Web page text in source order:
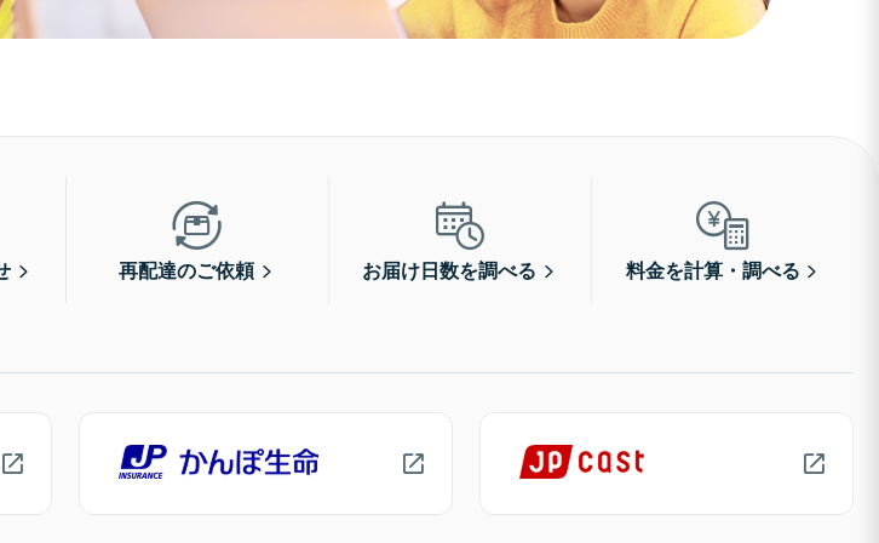
再配達のご依頼 お届け日数を調べる 料金を計算・調べる